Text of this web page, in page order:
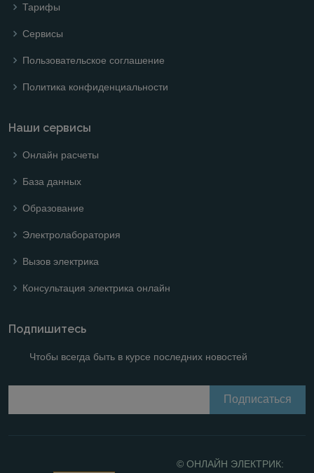
Тарифы
Сервисы
Пользовательское соглашение
Политика конфиденциальности
Наши сервисы
Онлайн расчеты
База данных
Образование
Электролаборатория
Вызов электрика
Консультация электрика онлайн
Подпишитесь
Чтобы всегда быть в курсе последних новостей
© ОНЛАЙН ЭЛЕКТРИК: